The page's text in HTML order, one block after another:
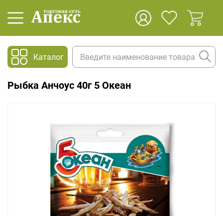
Каталог
Рыбка Анчоус 40г 5 Океан